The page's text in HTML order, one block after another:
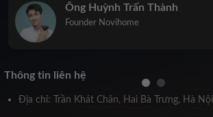
Ông Huỳnh Trấn Thành
Founder Novihome
Thông tin liên hệ
Địa chỉ: Trần Khát Chân, Hai Bà Trưng, Hà Nội